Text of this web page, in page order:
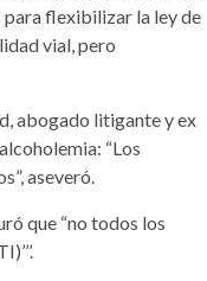
para flexibilizar la ley de
vial, pero
abogado litigante y ex
“Los
aseveró.
que “no todos los